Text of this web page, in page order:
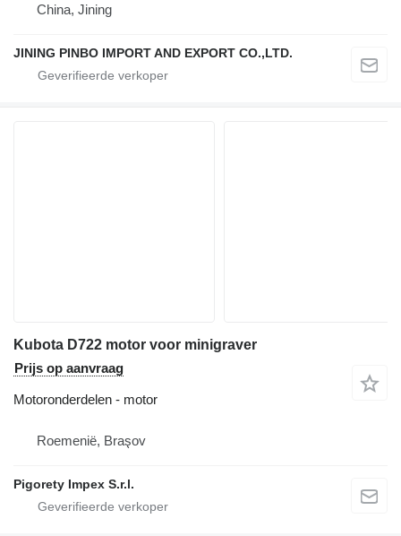
China, Jining
JINING PINBO IMPORT AND EXPORT CO.,LTD.
Kubota D722 motor voor minigraver
Prijs op aanvraag
Motoronderdelen - motor
Roemenië, Braşov
Pigorety Impex S.r.l.